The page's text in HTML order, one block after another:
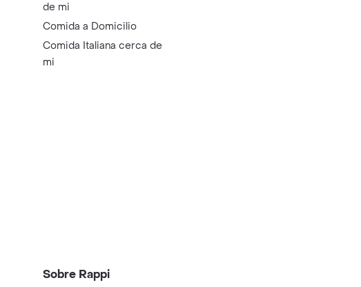
de mi
Comida a Domicilio
Comida Italiana cerca de
mi
Sobre Rappi